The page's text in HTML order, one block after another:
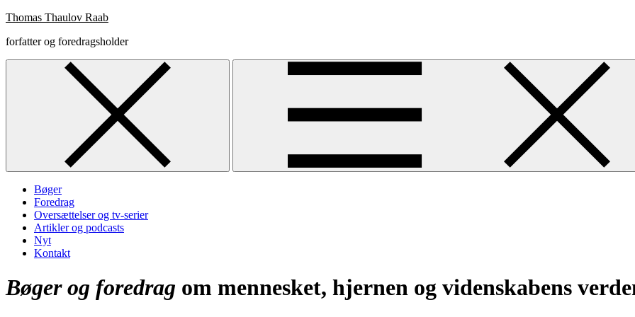
Skip
content
Thomas Thaulov Raab
forfatter og foredragsholder
Bøger
Foredrag
Oversættelser og tv-serier
Artikler og podcasts
Nyt
Kontakt
Bøger og foredrag om mennesket, hjernen og videnskabens